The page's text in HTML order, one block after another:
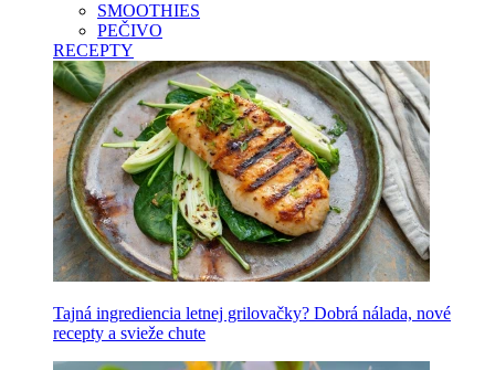
SMOOTHIES
PEČIVO
RECEPTY
Tajná ingrediencia letnej grilovačky? Dobrá nálada, nové
recepty a svieže chute